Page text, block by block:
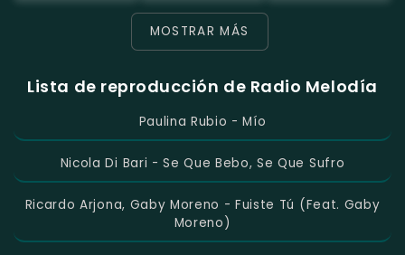
MOSTRAR MÁS
Lista de reproducción de Radio Melodía
Paulina Rubio - Mío
Nicola Di Bari - Se Que Bebo, Se Que Sufro
Ricardo Arjona, Gaby Moreno - Fuiste Tú (feat. Gaby
Moreno)